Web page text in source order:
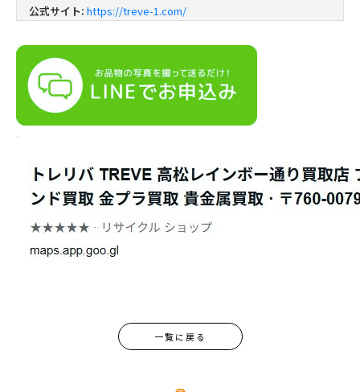
公式サイト: https://treve-1.com/
一覧に戻る